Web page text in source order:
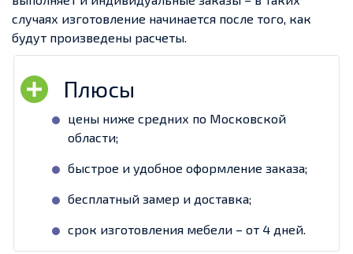
случаях изготовление начинается после того, как
будут произведены расчеты.
цены ниже средних по Московской
области;
быстрое и удобное оформление заказа;
бесплатный замер и доставка;
срок изготовления мебели – от 4 дней.